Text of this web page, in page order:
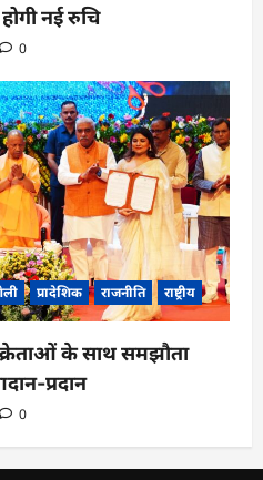
होगी नई रुचि
0
प्रादेशिक राजनीति राष्ट्रीय
के साथ समझौता
प्रदान
0